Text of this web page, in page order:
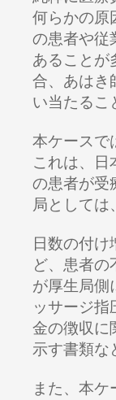
何らかの原
の患者や従
あることが
合、あはき
い当たるこ
本ケースで
これは、日
の患者が受
局として
日数の付
ど、患者
が厚生局側
ッサージ
金の徴収に
示す書類な
また、本